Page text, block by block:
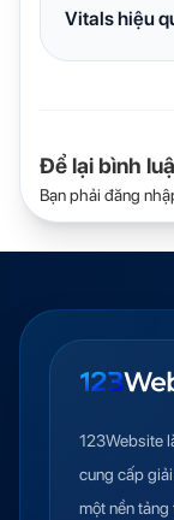
Vitals hiệu
Để lại bình
Bạn phải đăng
123Website
cung cấp
một nền